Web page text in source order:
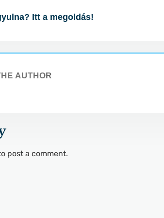
Itt a megoldás!
AUTHOR
post a comment.